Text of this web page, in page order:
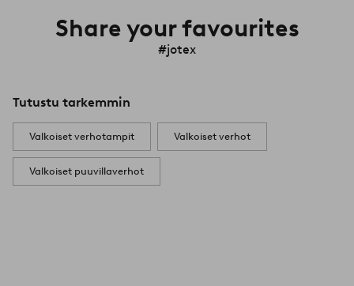
Share your favourites
#jotex
Tutustu tarkemmin
Valkoiset verhotampit Valkoiset verhot
Valkoiset puuvillaverhot